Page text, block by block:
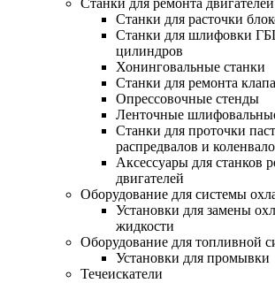
Станки для ремонта двигателей
Станки для расточки
Станки для шлифовки
цилиндров
Хонинговальные станки
Станки для ремонта
Опрессовочные стенды
Ленточные
Станки для проточки
распредвалов и
Аксессуары для станков
двигателей
Оборудование для системы
Установки для замены
жидкости
Оборудование для топливной
Установки для промывки
Течеискатели